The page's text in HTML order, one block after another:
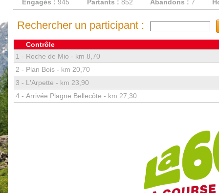
Engagés : 945 Partants : 852 Abandons : 7
Rechercher un participant :
Contrôle
1 - Roche de Mio - km 8,70
2 - Plan Bois - km 20,70
3 - L'Arpette - km 23,90
4 - Arrivée Plagne Bellecôte - km 27,30